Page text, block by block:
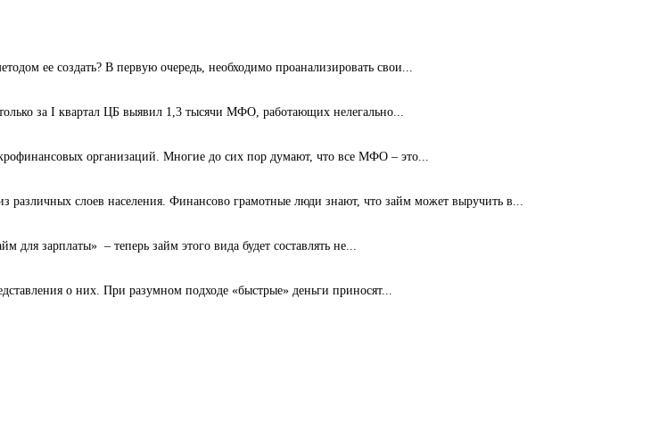
ее создать? В первую очередь, необходимо проанализировать свои...
за I квартал ЦБ выявил 1,3 тысячи МФО, работающих нелегально...
организаций. Многие до сих пор думают, что все МФО – это...
слоев населения. Финансово грамотные люди знают, что займ может выручить в...
зарплаты» – теперь займ этого вида будет составлять не...
о них. При разумном подходе «быстрые» деньги приносят...